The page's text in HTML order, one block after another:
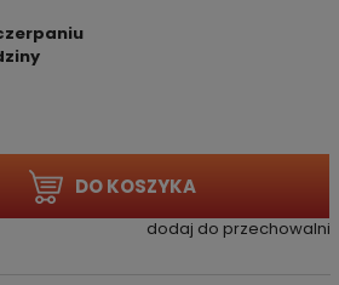
DO KOSZYKA
dodaj do przechowalni